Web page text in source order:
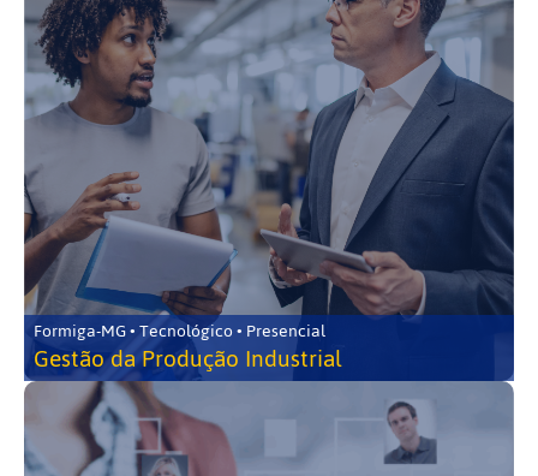
Formiga-MG • Tecnológico • Presencial
Gestão da Produção Industrial